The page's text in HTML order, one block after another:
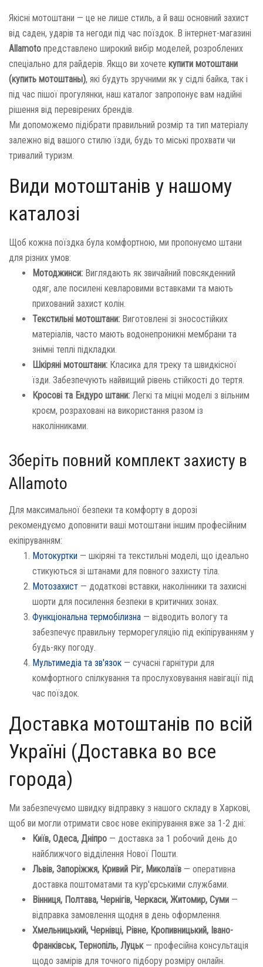
Якісні мотоштани — це не лише стиль, а й ваш основний захист
від саден, ударів та негоди під час поїздок. В інтернет-магазині
Allamoto представлено широкий вибір моделей, розроблених
спеціально для райдерів. Якщо ви хочете купити мотоштани
(купить мотоштаны), які будуть зручними як у сідлі байка, так і
під час пішої прогулянки, наш каталог запропонує вам надійні
рішення від перевірених брендів.
Ми допоможемо підібрати правильний розмір та тип матеріалу
залежно від вашого стилю їзди, будь то міські прохвати чи
тривалий туризм.
Види мотоштанів у нашому
каталозі
Щоб кожна поїздка була комфортною, ми пропонуємо штани
для різних умов:
Мотоджинси: Виглядають як звичайний повсякденний
одяг, але посилені кевларовими вставками та мають
прихований захист колін.
Текстильні мотоштани: Виготовлені зі зносостійких
матеріалів, часто мають водонепроникні мембрани та
знімні теплі підкладки.
Шкіряні мотоштани: Класика для треку та швидкісної
їзди. Забезпечують найвищий рівень стійкості до тертя.
Кросові та Ендуро штани: Легкі та міцні моделі з вільним
кроєм, розраховані на використання разом із
наколінниками.
Зберіть повний комплект захисту в
Allamoto
Для максимальної безпеки та комфорту в дорозі
рекомендуємо доповнити ваші мотоштани іншим професійним
екіпіруванням:
Мотокуртки — шкіряні та текстильні моделі, що ідеально
стикуються зі штанами для повного захисту тіла.
Мотозахист — додаткові вставки, наколінники та захисні
шорти для посилення безпеки в критичних зонах.
Функціональна термобілизна — відводить вологу та
забезпечує правильну терморегуляцію під екіпіруванням у
будь-яку погоду.
Мультимедіа та зв'язок — сучасні гарнітури для
комфортного спілкування та прослуховування навігації під
час поїздок.
Доставка мотоштанів по всій
Україні (Доставка во все
города)
Ми забезпечуємо швидку відправку з нашого складу в Харкові,
щоб ви могли отримати своє нове екіпірування вже за 1-2 дні:
Київ, Одеса, Дніпро — доставка за 1 робочий день до
найближчого відділення Нової Пошти.
Львів, Запоріжжя, Кривий Ріг, Миколаїв — оперативна
доставка поштоматами та кур'єрськими службами.
Вінниця, Полтава, Чернігів, Черкаси, Житомир, Суми —
відправка замовлення щодня в день оформлення.
Хмельницький, Чернівці, Рівне, Кропивницький, Івано-
Франківськ, Тернопіль, Луцьк— професійна консультація
щодо замірів для точного підбору розміру онлайн.